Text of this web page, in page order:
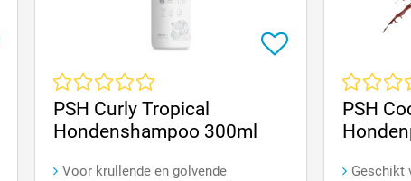
Gemiddelde waardering van 0 van 5 sterren
PSH Curly Tropical
Hondenshampoo 300ml
Voor krullende en golvende
PSH
Geschikt